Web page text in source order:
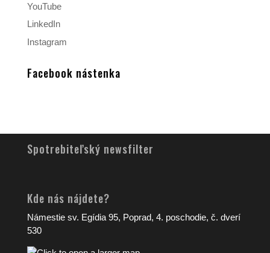
YouTube
LinkedIn
Instagram
Facebook nástenka
Spotrebiteľský newsfilter
Kde nás nájdete?
Námestie sv. Egídia 95, Poprad, 4. poschodie, č. dverí
530